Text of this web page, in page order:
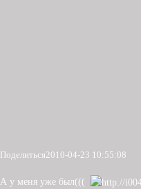
Поделиться2010-04-23 10:55:08
А у меня уже был(((